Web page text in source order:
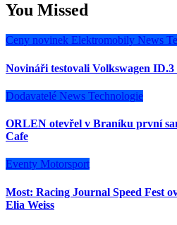
You Missed
Ceny novinek Elektromobily News
Novináři testovali Volkswagen
Dodavatelé News Technologie
ORLEN otevřel v Braníku první
Cafe
Eventy Motorsport
Most: Racing Journal Speed Fest
Elia Weiss